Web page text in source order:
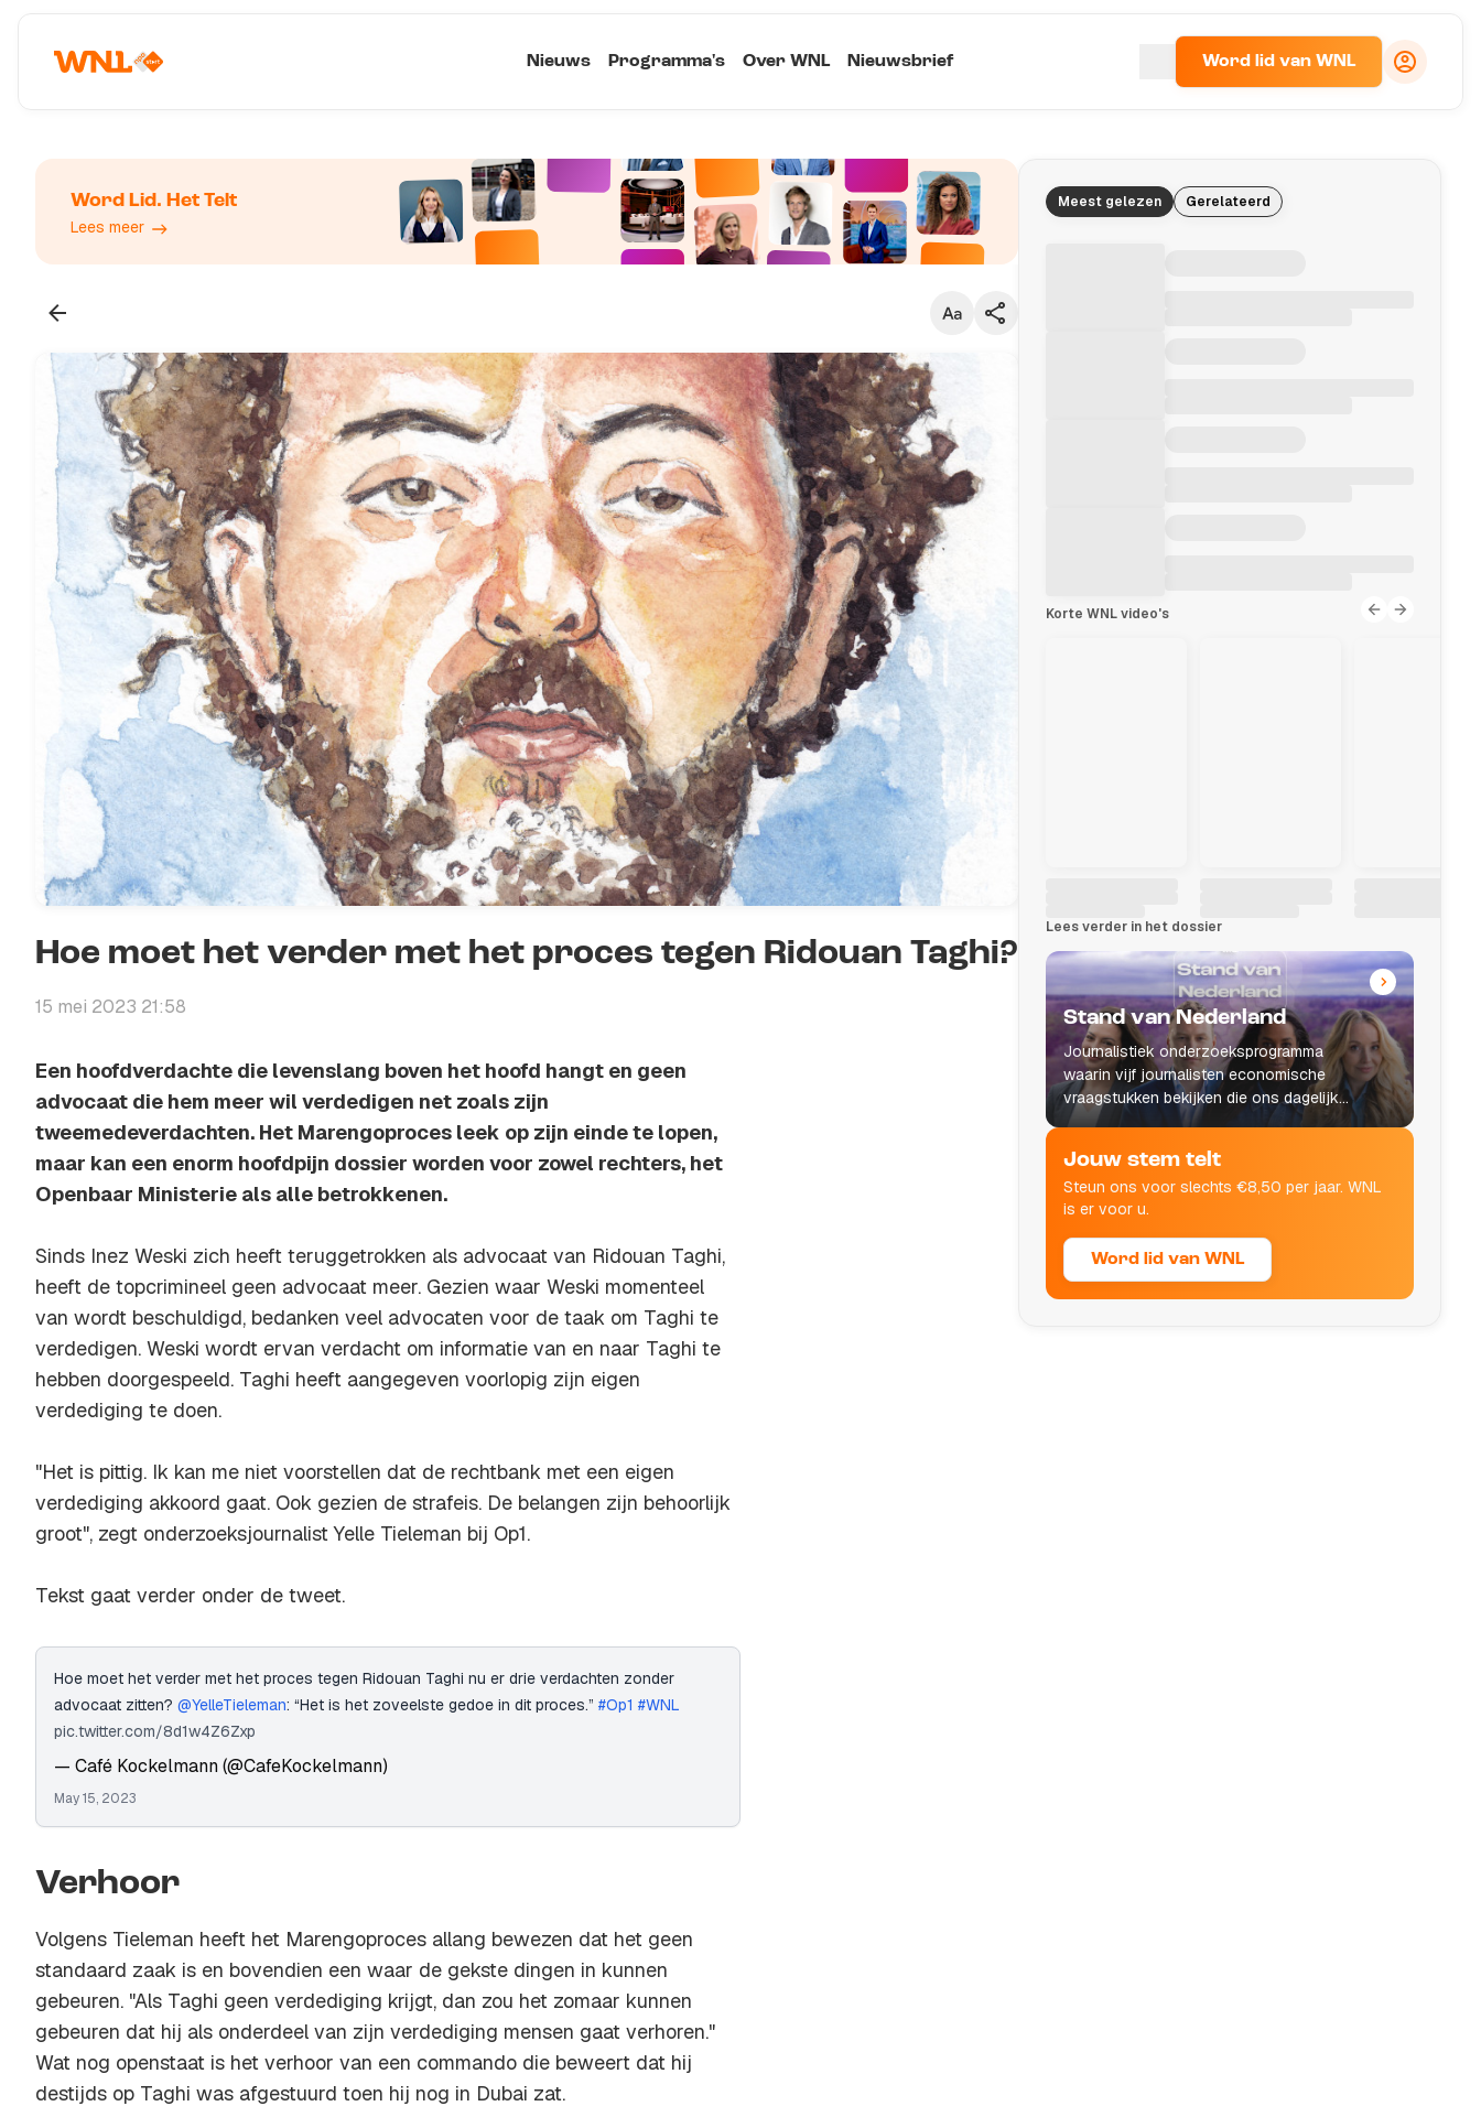
Nieuws Programma's Over WNL Nieuwsbrief Word lid van WNL
Word Lid. Het Telt
Lees meer
Klein
Standaard
Groot
Kopieer link
Hoe moet het verder met het proces tegen Ridouan Taghi?
15 mei 2023 21:58
Een hoofdverdachte die levenslang boven het hoofd hangt en geen
advocaat die hem meer wil verdedigen net zoals zijn
tweemedeverdachten. Het Marengoproces leek op zijn einde te lopen,
maar kan een enorm hoofdpijn dossier worden voor zowel rechters, het
Openbaar Ministerie als alle betrokkenen.
Sinds Inez Weski zich heeft teruggetrokken als advocaat van Ridouan Taghi,
heeft de topcrimineel geen advocaat meer. Gezien waar Weski momenteel
van wordt beschuldigd, bedanken veel advocaten voor de taak om Taghi te
verdedigen. Weski wordt ervan verdacht om informatie van en naar Taghi te
hebben doorgespeeld. Taghi heeft aangegeven voorlopig zijn eigen
verdediging te doen.
"Het is pittig. Ik kan me niet voorstellen dat de rechtbank met een eigen
verdediging akkoord gaat. Ook gezien de strafeis. De belangen zijn behoorlijk
groot", zegt onderzoeksjournalist Yelle Tieleman bij Op1.
Tekst gaat verder onder de tweet.
Hoe moet het verder met het proces tegen Ridouan Taghi nu er drie verdachten zonder
advocaat zitten? @YelleTieleman: “Het is het zoveelste gedoe in dit proces.” #Op1 #WNL
pic.twitter.com/8d1w4Z6Zxp
— Café Kockelmann (@CafeKockelmann)
May 15, 2023
Verhoor
Volgens Tieleman heeft het Marengoproces allang bewezen dat het geen
standaard zaak is en bovendien een waar de gekste dingen in kunnen
gebeuren. "Als Taghi geen verdediging krijgt, dan zou het zomaar kunnen
gebeuren dat hij als onderdeel van zijn verdediging mensen gaat verhoren."
Wat nog openstaat is het verhoor van een commando die beweert dat hij
destijds op Taghi was afgestuurd toen hij nog in Dubai zat.
Meest gelezen Gerelateerd
Korte WNL video's
Lees verder in het dossier
Stand van Nederland
Journalistiek onderzoeksprogramma
waarin vijf journalisten economische
vraagstukken bekijken die ons dagelijks
leven raken.
Jouw stem telt
Steun ons voor slechts €8,50 per jaar. WNL
is er voor u.
Word lid van WNL